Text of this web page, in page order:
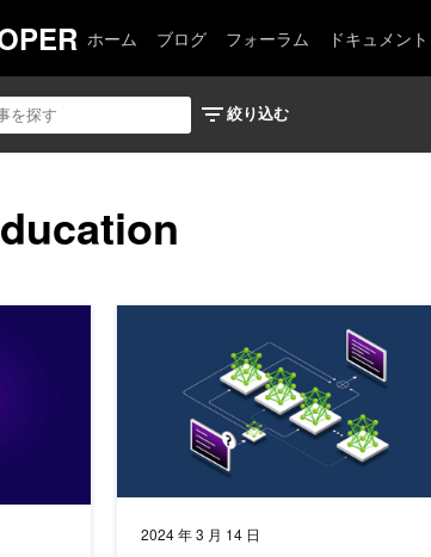
ホーム ブログ フォーラム ドキュメント
をシームレスにデプロイ
2024 年 3 月 14 日